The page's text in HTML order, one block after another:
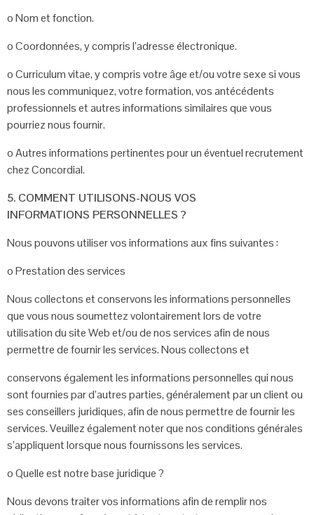
oNom et fonction.
oCoordonnées, y compris l’adresse électronique.
oCurriculum vitae, y compris votre âge et/ou votre sexe si vous
nous lescommuniquez, votre formation, vos antécédents
professionnels et autresinformations similaires que vous
pourriez nous fournir.
oAutres informations pertinentes pour un éventuel recrutement
chezConcordial.
5. COMMENT UTILISONS-NOUS VOS
INFORMATIONS PERSONNELLES ?
Nous pouvons utiliser vos informations aux fins suivantes :
oPrestation des services
Nous collectons et conservons les informations personnelles
que vous noussoumettez volontairement lors de votre
utilisation du site Web et/ou de nosservices afin de nous
permettre de fournir les services. Nous collectons et
conservons également les informations personnelles qui nous
sont fournies pard’autres parties, généralement par un client ou
ses conseillers juridiques, afin denous permettre de fournir les
services. Veuillez également noter que nosconditions générales
s’appliquent lorsque nous fournissons les services.
o Quelle est notre base juridique ?
Nous devons traiter vos informations afin de remplir nos